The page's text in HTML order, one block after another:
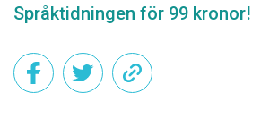
Språktidningen för 99 kronor!